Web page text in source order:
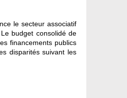
le secteur associatif
budget consolidé de
financements publics
disparités suivant les